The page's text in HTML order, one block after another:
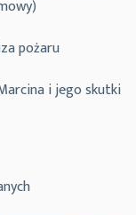
pożaru
i jego skutki